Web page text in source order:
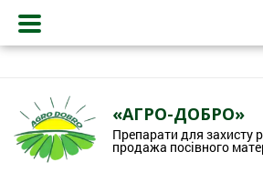
«АГРО-ДОБРО»
Препарати для захисту
продажа посівного